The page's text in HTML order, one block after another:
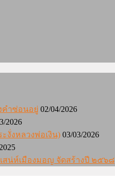
คำซ่อนอยู่ 02/04/2026
2026
งั่งหลวงพ่อเงิน) 03/03/2026
สน่ห์เมืองมอญ จัดสร้างปี ๒๕๖๘